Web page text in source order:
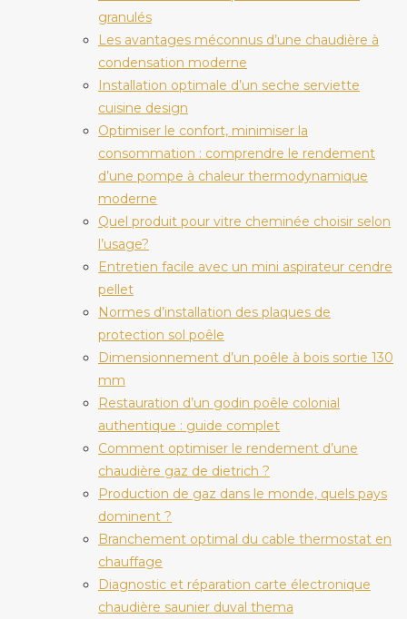
granulés
Les avantages méconnus d’une chaudière à
condensation moderne
Installation optimale d’un seche serviette
cuisine design
Optimiser le confort, minimiser la
consommation : comprendre le rendement
d’une pompe à chaleur thermodynamique
moderne
Quel produit pour vitre cheminée choisir selon
l’usage?
Entretien facile avec un mini aspirateur cendre
pellet
Normes d’installation des plaques de
protection sol poêle
Dimensionnement d’un poêle à bois sortie 130
mm
Restauration d’un godin poêle colonial
authentique : guide complet
Comment optimiser le rendement d’une
chaudière gaz de dietrich ?
Production de gaz dans le monde, quels pays
dominent ?
Branchement optimal du cable thermostat en
chauffage
Diagnostic et réparation carte électronique
chaudière saunier duval thema